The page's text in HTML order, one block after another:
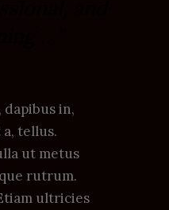
in,
tellus.
ut metus
rutrum.
ultricies